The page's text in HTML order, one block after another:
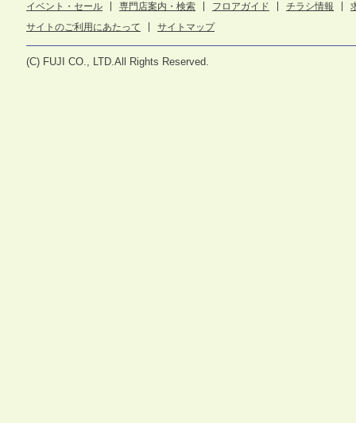
イベント・セール 専門店案内・検索 フロアガイド チラシ情報
サイトのご利用にあたって
サイトマップ
(C) FUJI CO., LTD.All Rights Reserved.